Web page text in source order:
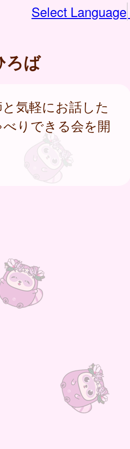
Select Language
ろば
気軽にお話した
りできる会を開